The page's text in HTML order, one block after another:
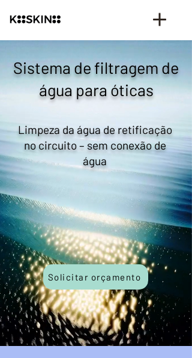
Sistema de filtragem de
água para óticas
Limpeza da água de retificação
no circuito – sem conexão de
água
Solicitar orçamento